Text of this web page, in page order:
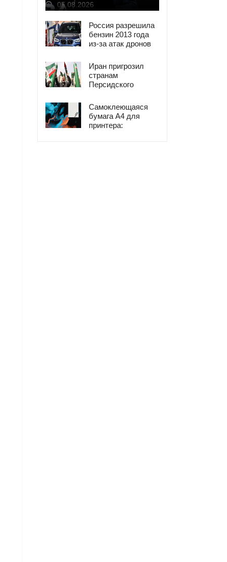
05.08.2026
Россия разрешила
бензин 2013 года
из-за атак дронов
Иран пригрозил
странам
Персидского
ответ на атаки
США
Самоклеющаяся
бумага А4 для
принтера: